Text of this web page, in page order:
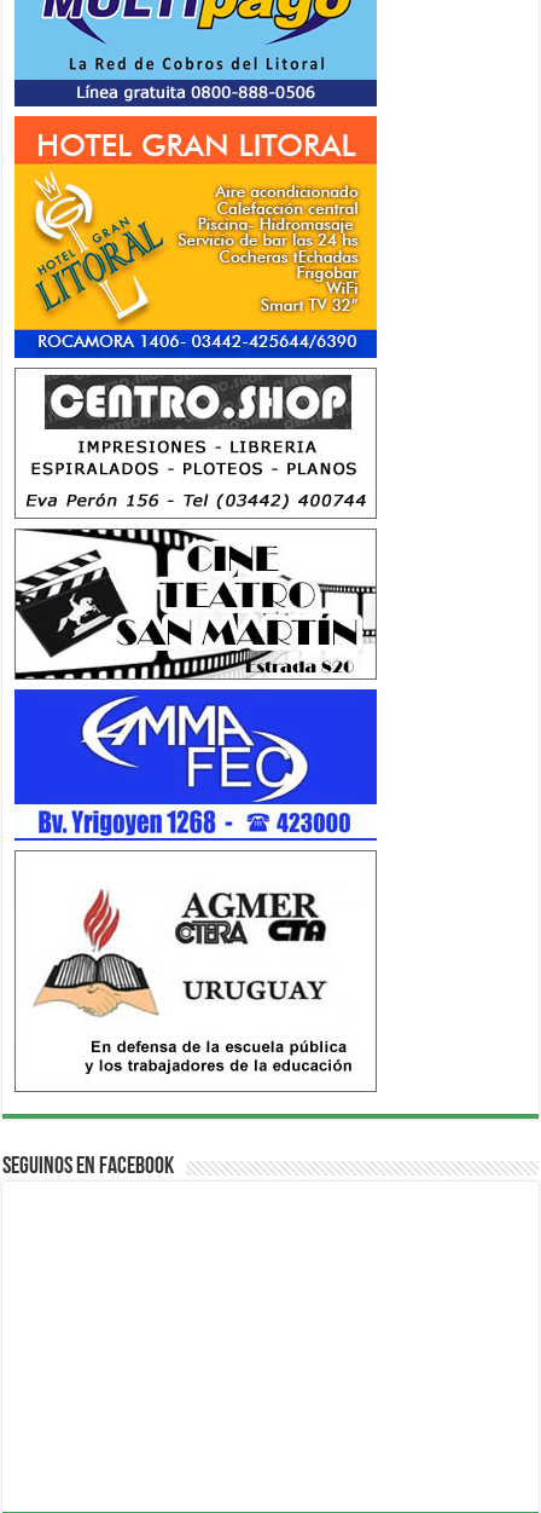
Seguinos en Facebook